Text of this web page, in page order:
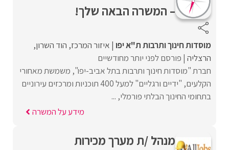
– המשרה הבאה שלך!
מוסדות חינוך ותרבות ת"א יפו איזור המרכז הוד השרון
הרצליה פורסם לפני יותר מחודשיים
חברת "מוסדות חינוך ותרבות בתל אביב-יפו", משמשת מאחורי
הקלעים, "ידיים ורגליים" למעל 400 תוכניות ומרכזים עירוניים
בתחומי החינוך הבלתי פורמלי, ...
מידע על המשרה
מנהל /ת מערך מכירות